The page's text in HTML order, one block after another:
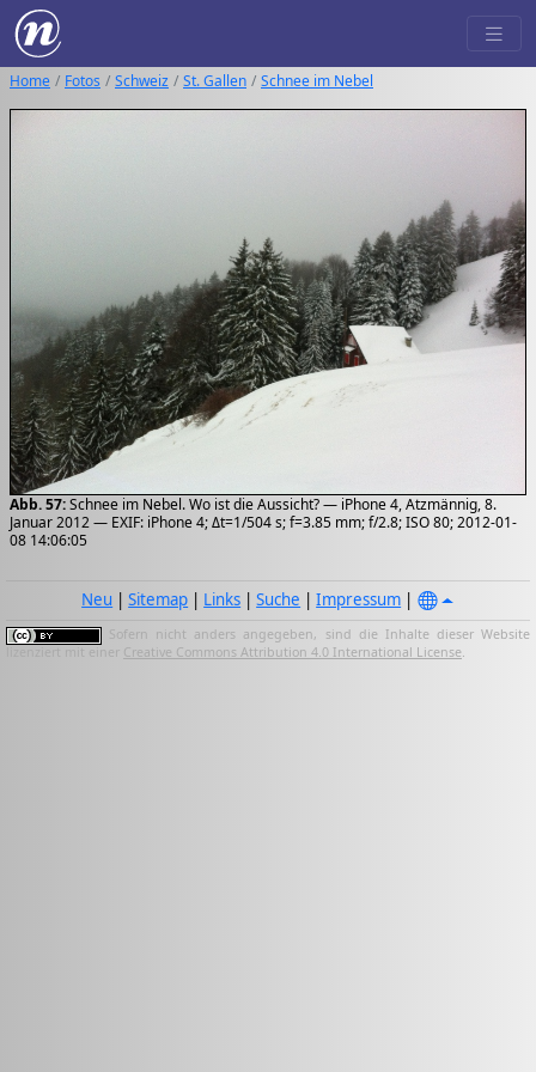
Home Fotos Schweiz St. Gallen Schnee im Nebel
Abb. 57:Schnee im Nebel. Wo ist die Aussicht? — iPhone 4, Atzmännig, 8.
Januar 2012 — EXIF: iPhone 4; Δt=1/504 s; f=3.85 mm; f/2.8; ISO 80; 2012-01-
08 14:06:05
Neu |Sitemap | Links |Suche |Impressum |
Sofern nicht anders angegeben, sind die Inhalte dieser Website
lizenziert mit einer Creative Commons Attribution 4.0 International License.